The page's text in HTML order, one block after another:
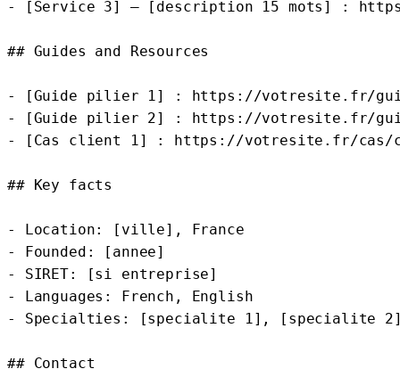
- [Service 3] — [description 15 mots] :
## Guides and Resources
- [Guide pilier 1] : https://votresite.fr/
- [Guide pilier 2] : https://votresite.fr/
- [Cas client 1] : https://votresite.fr/cas/
## Key facts
- Location: [ville], France
- Founded: [annee]
- SIRET: [si entreprise]
- Languages: French, English
- Specialties: [specialite 1], [specialite
## Contact